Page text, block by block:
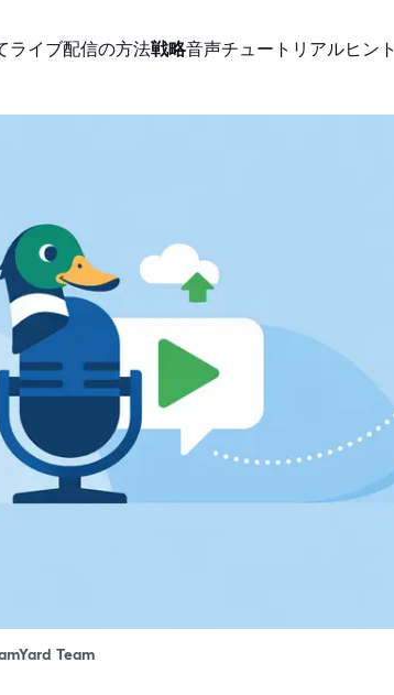
ライブ配信の方法戦略音声チュートリアルヒント
Team